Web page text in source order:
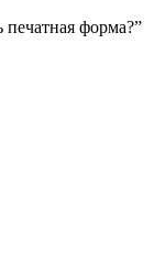
печатная форма?”